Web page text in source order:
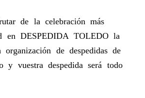
de la celebración más
en DESPEDIDA TOLEDO la
organización de despedidas de
y vuestra despedida será todo